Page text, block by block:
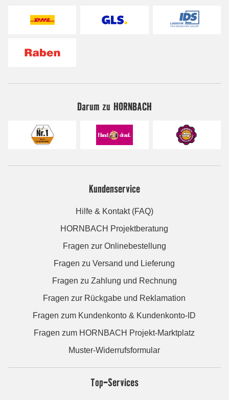
Darum zu HORNBACH
Kundenservice
Hilfe & Kontakt (FAQ)
HORNBACH Projektberatung
Fragen zur Onlinebestellung
Fragen zu Versand und Lieferung
Fragen zu Zahlung und Rechnung
Fragen zur Rückgabe und Reklamation
Fragen zum Kundenkonto & Kundenkonto-ID
Fragen zum HORNBACH Projekt-Marktplatz
Muster-Widerrufsformular
Top-Services